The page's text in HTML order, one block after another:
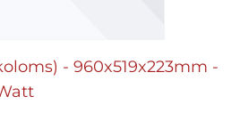
- 960x519x223mm -